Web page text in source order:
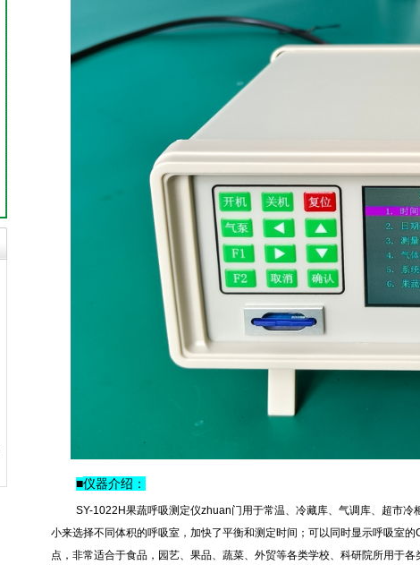
■仪器介绍：
SY-1022H果蔬呼吸测定仪zhuan门用于常温、冷藏库、气调库、超市
小来选择不同体积的呼吸室，加快了平衡和测定时间；可以同时显示呼吸室的
点，非常适合于食品，园艺、果品、蔬菜、外贸等各类学校、科研院所用于各